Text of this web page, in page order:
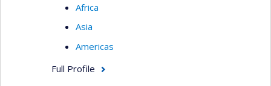
Africa
Asia
Americas
Full Profile